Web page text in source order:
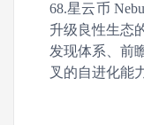
68.星云币
升级良性生态
发现体系、前
叉的自进化能